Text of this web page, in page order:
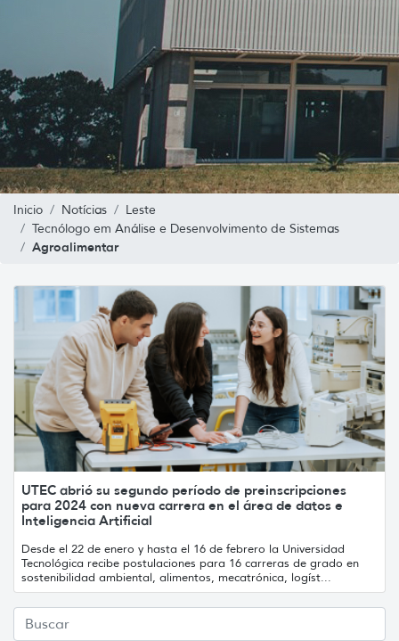
Inicio Notícias
Leste
Tecnólogo em Análise e Desenvolvimento de Sistemas
Agroalimentar
UTEC abrió su segundo período de preinscripciones
para 2024 con nueva carrera en el área de datos e
Inteligencia Artificial
Desde el 22 de enero y hasta el 16 de febrero la Universidad
Tecnológica recibe postulaciones para 16 carreras de grado en
sostenibilidad ambiental, alimentos, mecatrónica, logíst...